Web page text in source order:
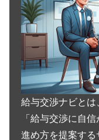
給与交渉ナビとは
「給与交渉に自
進め方を提案する